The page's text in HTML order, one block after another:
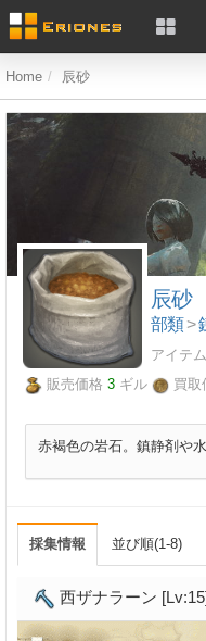
Home 辰砂
辰砂
部類>
アイテ
販売価格 3 ギル 買取
赤褐色の岩石。鎮静剤や
採集情報 並び順(1-8)
西ザナラーン